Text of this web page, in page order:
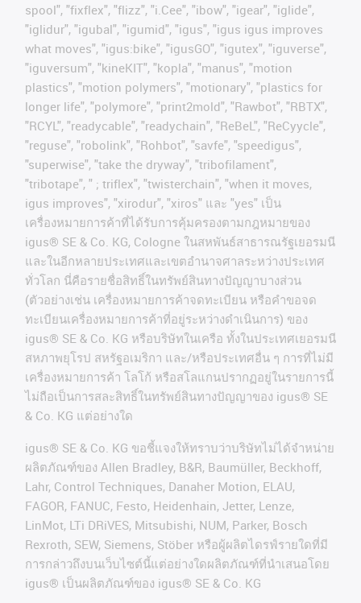
spool", "fixflex", "flizz", "i.Cee", "ibow", "igear", "iglide",
"iglidur", "igubal", "igumid", "igus", "igus igus improves
what moves", "igus:bike", "igusGO", "igutex", "iguverse",
"iguversum", "kineKIT", "kopla", "manus", "motion
plastics", "motion polymers", "motionary", "plastics for
longer life", "polymore", "print2mold", "Rawbot", "RBTX",
"RCYL", "readycable", "readychain", "ReBeL", "ReCyycle",
"reguse", "robolink", "Rohbot", "savfe", "speedigus",
"superwise", "take the dryway", "tribofilament",
"tribotape", " ; triflex", "twisterchain", "when it moves,
igus improves", "xirodur", "xiros" และ "yes" เป็น
เครื่องหมายการค้าที่ได้รับการคุ้มครองตามกฎหมายของ
igus® SE & Co. KG, Cologne ในสหพันธ์สาธารณรัฐเยอรมนี
และในอีกหลายประเทศและเขตอํานาจศาลระหว่างประเทศ
ทั่วโลก นี่คือรายชื่อสิทธิ์ในทรัพย์สินทางปัญญาบางส่วน
(ตัวอย่างเช่น เครื่องหมายการค้าจดทะเบียน หรือคำขอจด
ทะเบียนเครื่องหมายการค้าที่อยู่ระหว่างดำเนินการ) ของ
igus® SE & Co. KG หรือบริษัทในเครือ ทั้งในประเทศเยอรมนี
สหภาพยุโรป สหรัฐอเมริกา และ/หรือประเทศอื่น ๆ การที่ไม่มี
เครื่องหมายการค้า โลโก้ หรือสโลแกนปรากฏอยู่ในรายการนี้
ไม่ถือเป็นการสละสิทธิ์ในทรัพย์สินทางปัญญาของ igus® SE
& Co. KG แต่อย่างใด
igus® SE & Co. KG ขอชี้แจงให้ทราบว่าบริษัทไม่ได้จําหน่าย
ผลิตภัณฑ์ของ Allen Bradley, B&R, Baumüller, Beckhoff,
Lahr, Control Techniques, Danaher Motion, ELAU,
FAGOR, FANUC, Festo, Heidenhain, Jetter, Lenze,
LinMot, LTi DRiVES, Mitsubishi, NUM, Parker, Bosch
Rexroth, SEW, Siemens, Stöber หรือผู้ผลิตไดรฟ์รายใดที่มี
การกล่าวถึงบนเว็บไซต์นี้แต่อย่างใดผลิตภัณฑ์ที่นําเสนอโดย
igus® เป็นผลิตภัณฑ์ของ igus® SE & Co. KG